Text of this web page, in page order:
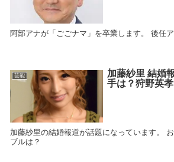
阿部アナが「ごごナマ」を卒業します。 後任
芸能
加藤紗里 結婚
手は？狩野英
加藤紗里の結婚報道が話題になっています。
ブルは？